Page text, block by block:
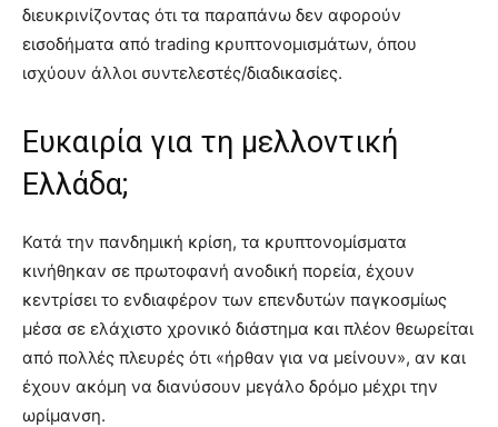
διευκρινίζοντας ότι τα παραπάνω δεν αφορούν
εισοδήματα από trading κρυπτονομισμάτων, όπου
ισχύουν άλλοι συντελεστές/διαδικασίες.
Ευκαιρία για τη μελλοντική
Ελλάδα;
Κατά την πανδημική κρίση, τα κρυπτονομίσματα
κινήθηκαν σε πρωτοφανή ανοδική πορεία, έχουν
κεντρίσει το ενδιαφέρον των επενδυτών παγκοσμίως
μέσα σε ελάχιστο χρονικό διάστημα και πλέον θεωρείται
από πολλές πλευρές ότι «ήρθαν για να μείνουν», αν και
έχουν ακόμη να διανύσουν μεγάλο δρόμο μέχρι την
ωρίμανση.